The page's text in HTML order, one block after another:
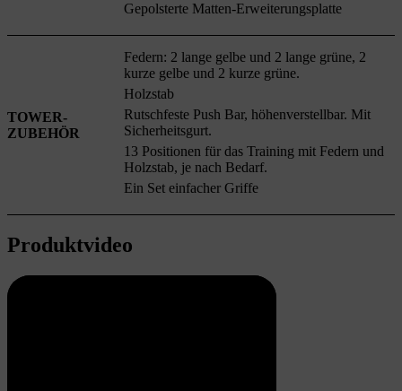
Gepolsterte Matten-Erweiterungsplatte
TOWER-
ZUBEHÖR
Federn: 2 lange gelbe und 2 lange grüne, 2
kurze gelbe und 2 kurze grüne.
Holzstab
Rutschfeste Push Bar, höhenverstellbar. Mit
Sicherheitsgurt.
13 Positionen für das Training mit Federn und
Holzstab, je nach Bedarf.
Ein Set einfacher Griffe
Produktvideo